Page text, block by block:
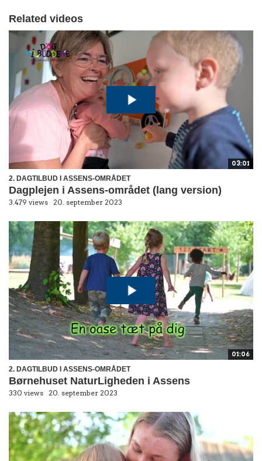
Related videos
03:01
2. DAGTILBUD I ASSENS-OMRÅDET
Dagplejen i Assens-området (lang version)
3.479 views 20. september 2023
01:06
2. DAGTILBUD I ASSENS-OMRÅDET
Børnehuset NaturLigheden i Assens
330 views 20. september 2023